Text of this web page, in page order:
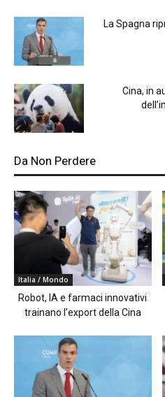
La Spagna
Cina, in
Da Non Perdere
Italia / Mondo
Robot, IA e farmaci innovativi
trainano l’export della Cina